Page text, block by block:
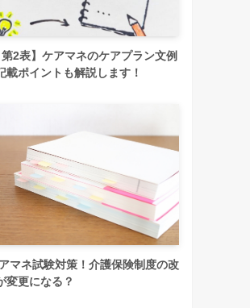
第2表】ケアマネのケアプラン文例
載ポイントも解説します！
マネ試験対策！介護保険制度の改
変更になる？